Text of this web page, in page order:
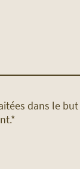
dans le
*